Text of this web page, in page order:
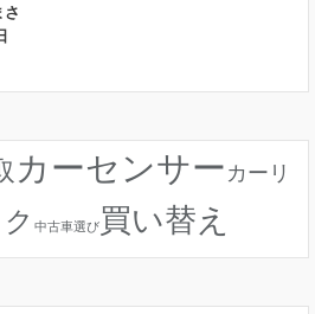
さ
カーセンサー カーリ
中古車選び買い替え